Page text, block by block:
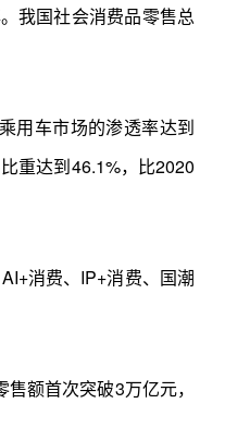
我国社会消费品零售总
用车市场的渗透率达到
重达到46.1%，比2020
消费、IP+消费、国潮
额首次突破3万亿元，